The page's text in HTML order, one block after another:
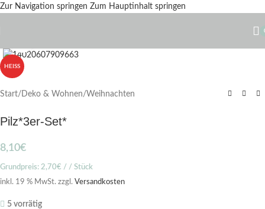
Zur Navigation springen Zum Hauptinhalt springen
HEISS
Start/ Deko & Wohnen/Weihnachten
Pilz*3er-Set*
8,10€
Grundpreis: 2,70€ / / Stück
inkl. 19 % MwSt. zzgl. Versandkosten
5 vorrätig